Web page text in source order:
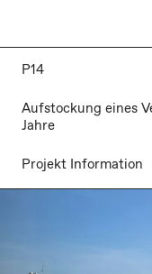
P14
Aufstockung eines
Jahre
Projekt Information